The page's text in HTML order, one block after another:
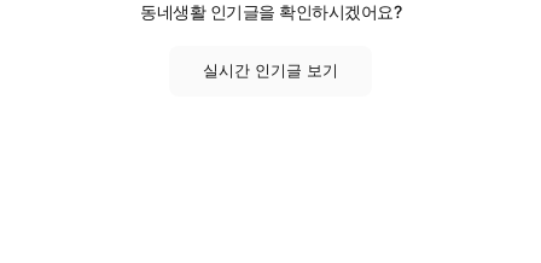
동네생활 인기글을 확인하시겠어요?
실시간 인기글 보기